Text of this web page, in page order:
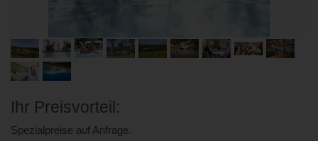
Ihr Preisvorteil:
Spezialpreise auf Anfrage.